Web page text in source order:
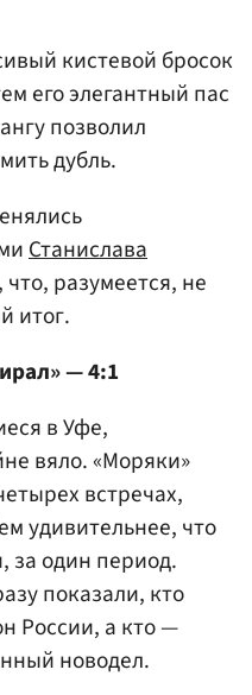
кистевой бросок
его элегантный пас
позволил
дубль.
Станислава
, что, разумеется, не
итог.
— 4:1
в Уфе,
вяло. «Моряки»
встречах,
удивительнее, что
за один период.
показали, кто
России, а кто —
новодел.